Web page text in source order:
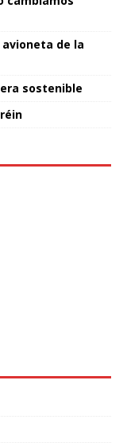
avioneta de la
sostenible